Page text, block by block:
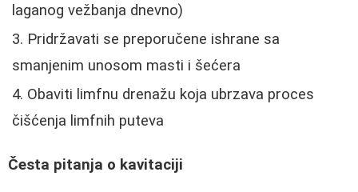
laganog vežbanja dnevno)
Pridržavati se preporučene ishrane sa
smanjenim unosom masti i šećera
Obaviti limfnu drenažu koja ubrzava proces
čišćenja limfnih puteva
Česta pitanja o kavitaciji